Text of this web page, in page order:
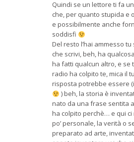
Quindi se un lettore ti fa
che, per quanto stupida e
e possibilmente anche
soddisfi
Del resto l’hai ammesso
che scrivi, beh, ha
ha fatti qualcun altro, e se
radio ha colpito te, mica il
risposta potrebbe essere
) beh, la storia è
nato da una frase sentita
ha colpito perchè… e qui
po’ personale, la verità o
preparato ad arte,